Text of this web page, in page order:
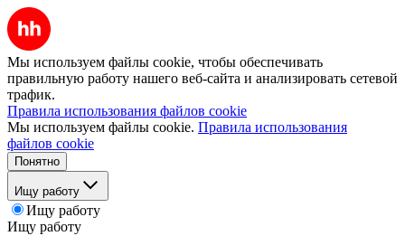
Мы используем файлы cookie, чтобы обеспечивать
правильную работу нашего веб-сайта и анализировать сетевой
трафик.
Правила использования файлов cookie
Мы используем файлы cookie. Правила использования
файлов cookie
Понятно
Ищу работу
Ищу работу
Ищу работу